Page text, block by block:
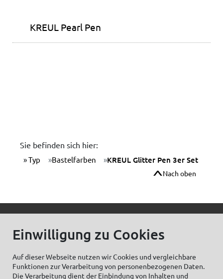
KREUL Pearl Pen
Sie befinden sich hier:
Typ Bastelfarben KREUL Glitter Pen 3er Set
Nach oben
Zum Newsletter anmelden:
Einwilligung zu Cookies
Auf dieser Webseite nutzen wir Cookies und vergleichbare
Funktionen zur Verarbeitung von personenbezogenen Daten.
Die Verarbeitung dient der Einbindung von Inhalten und